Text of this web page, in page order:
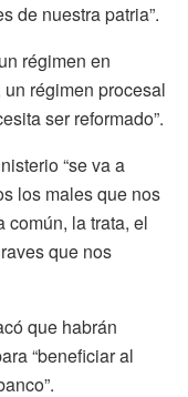
de nuestra patria”.
régimen en
régimen procesal
ser reformado”.
“se va a
los males que nos
común, la trata, el
que nos
que habrán
“beneficiar al